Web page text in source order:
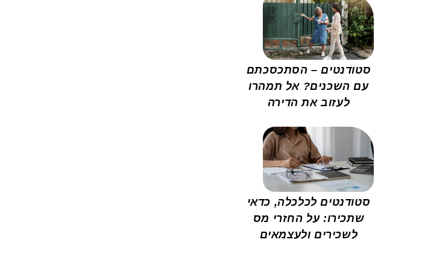
סטודנטים – הסתכסכתם
עם השכנים? אל תמהרו
לעזוב את הדירה
סטודנטים לכלכלה, כדאי
שתכירו: על החזרי מס
לשכירים ולעצמאים